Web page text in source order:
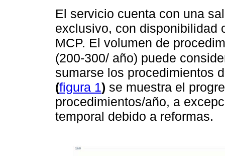
El servicio cuenta con una
exclusivo, con disponibilidad
MCP. El volumen de
(200-300/ año) puede
sumarse los procedimientos
(figura 1) se muestra el
procedimientos/año, a
temporal debido a reformas.